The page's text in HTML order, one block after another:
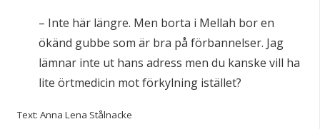
– Inte här längre. Men borta i Mellah bor en
ökänd gubbe som är bra på förbannelser. Jag
lämnar inte ut hans adress men du kanske vill ha
lite örtmedicin mot förkylning istället?
Text: Anna Lena Stålnacke